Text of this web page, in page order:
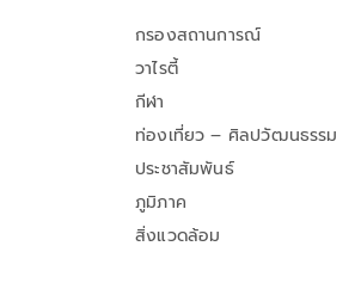
กรองสถานการณ์
วาไรตี้
กีฬา
ท่องเที่ยว – ศิลปวัฒนธรรม
ประชาสัมพันธ์
ภูมิภาค
สิ่งแวดล้อม